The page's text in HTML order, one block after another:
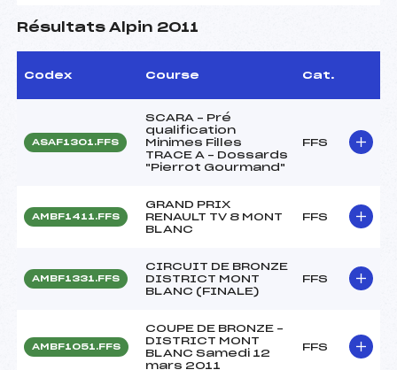
Résultats Alpin 2011
Codex Course Cat.
ASAF1301.FFS
SCARA – Pré
qualification
Minimes Filles
TRACE A – Dossards
"Pierrot Gourmand"
FFS
AMBF1411.FFS
GRAND PRIX
RENAULT TV 8 MONT
BLANC
FFS
AMBF1331.FFS
CIRCUIT DE BRONZE
DISTRICT MONT
BLANC (FINALE)
FFS
AMBF1051.FFS
COUPE DE BRONZE –
DISTRICT MONT
BLANC Samedi 12
mars 2011
FFS